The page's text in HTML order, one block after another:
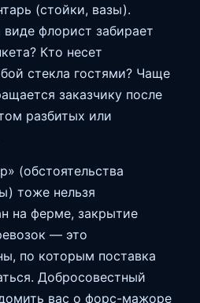
(стойки, вазы).
флорист забирает
Кто несет
стекла гостями? Чаще
заказчику после
разбитых или
(обстоятельства
тоже нельзя
на ферме, закрытие
— это
по которым поставка
Добросовестный
вас о форс-мажоре